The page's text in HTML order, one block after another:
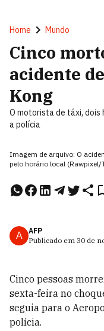
Home Mundo
Cinco
acidente
Kong
O motorista de táxi, dois
a polícia
Imagem de arquivo: O
pelo horário local (Rawpixel/
A
AFP
Publicado em 30 de
Cinco pessoas
sexta-feira no
seguia para o
polícia.